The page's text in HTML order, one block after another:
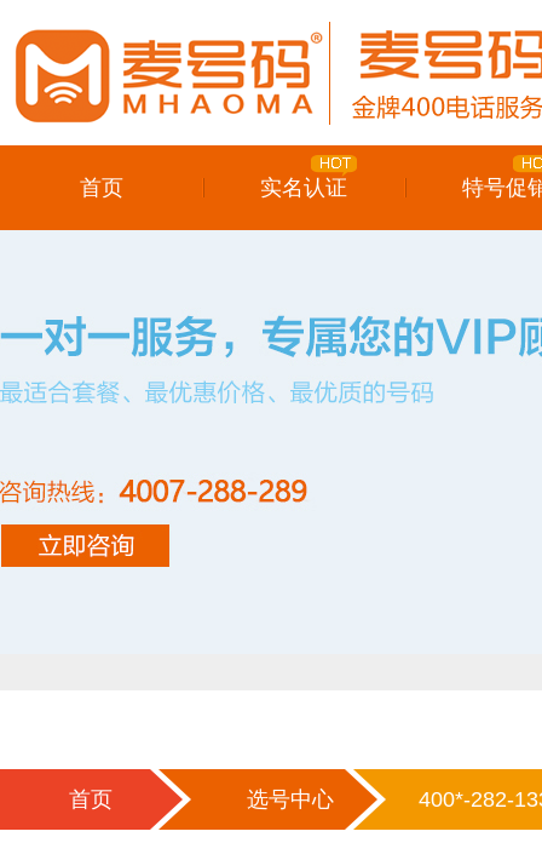
首页 实名认证 特号促
首页 选号中心 400*-282-